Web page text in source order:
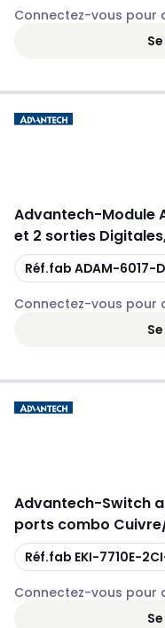
Connectez-vous pour
Advantech-Module
et 2 sorties
Copie
Réf.fab ADAM-6017-D
Connectez-vous pour
Advantech-Switch
ports combo
Copie
Réf.fab EKI-7710E-
Connectez-vous pour